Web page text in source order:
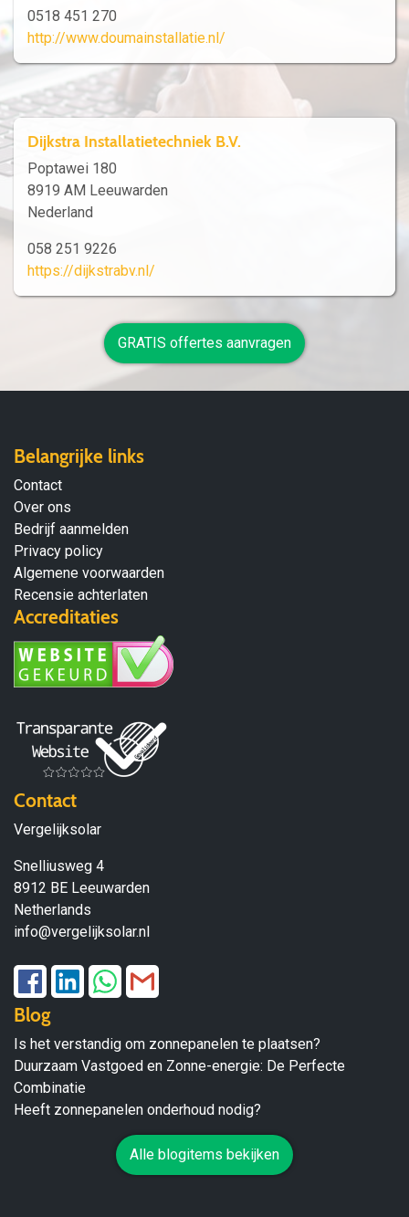
0518 451 270
http://www.doumainstallatie.nl/
Dijkstra Installatietechniek B.V.
Poptawei 180
8919 AM Leeuwarden
Nederland
058 251 9226
https://dijkstrabv.nl/
GRATIS offertes aanvragen
Belangrijke links
Contact
Over ons
Bedrijf aanmelden
Privacy policy
Algemene voorwaarden
Recensie achterlaten
Accreditaties
Contact
Vergelijksolar
Snelliusweg 4
8912 BE Leeuwarden
Netherlands
info@vergelijksolar.nl
Blog
Is het verstandig om zonnepanelen te plaatsen?
Duurzaam Vastgoed en Zonne-energie: De Perfecte
Combinatie
Heeft zonnepanelen onderhoud nodig?
Alle blogitems bekijken